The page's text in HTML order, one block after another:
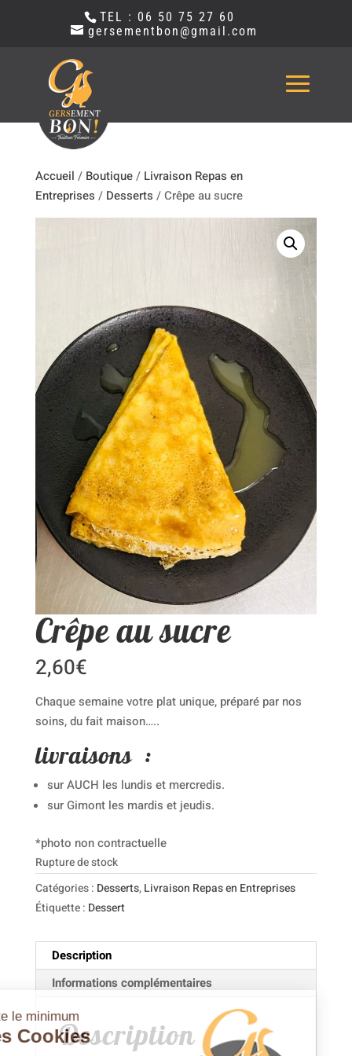
TEL : 06 50 75 27 60
gersementbon@gmail.com
Accueil / Boutique/ Livraison Repas en
Entreprises / Desserts / Crêpe au sucre
Crêpe au sucre
2,60€
Chaque semaine votre plat unique, préparé par nos
soins, du fait maison…..
livraisons :
sur AUCH les lundis et mercredis.
sur Gimont les mardis et jeudis.
*photo non contractuelle
Rupture de stock
Catégories : Desserts,Livraison Repas en Entreprises
Étiquette : Dessert
Description
Informations complémentaires
Description
juste le minimum
Les Cookies